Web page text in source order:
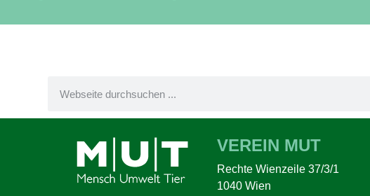
VEREIN MUT
Rechte Wienzeile 37/3/1
1040 Wien